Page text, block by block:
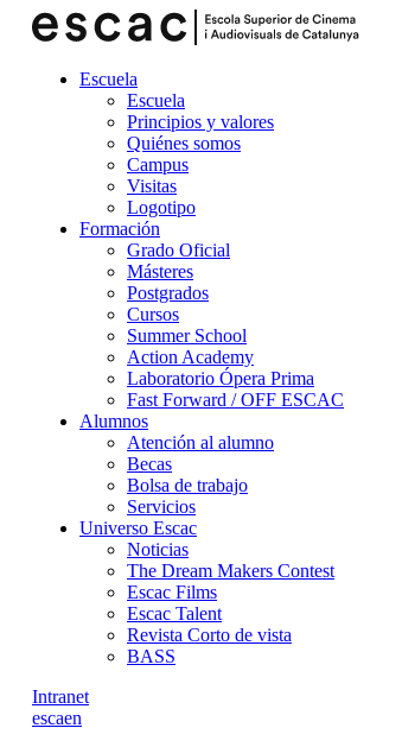
Escuela
Escuela
Principios y valores
Quiénes somos
Campus
Visitas
Logotipo
Formación
Grado Oficial
Másteres
Postgrados
Cursos
Summer School
Action Academy
Laboratorio Ópera Prima
Fast Forward / OFF ESCAC
Alumnos
Atención al alumno
Becas
Bolsa de trabajo
Servicios
Universo Escac
Noticias
The Dream Makers Contest
Escac Films
Escac Talent
Revista Corto de vista
BASS
Intranet
escaen